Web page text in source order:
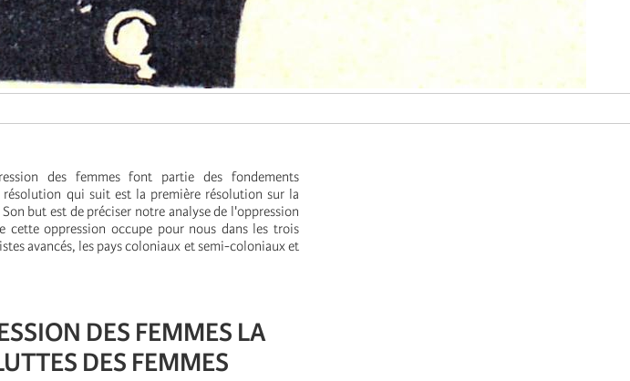
des femmes font partie des fondements
qui suit est la première résolution sur la
but est de préciser notre analyse de l'oppression
oppression occupe pour nous dans les trois
avancés, les pays coloniaux et semi-coloniaux et
DES FEMMES LA
DES FEMMES